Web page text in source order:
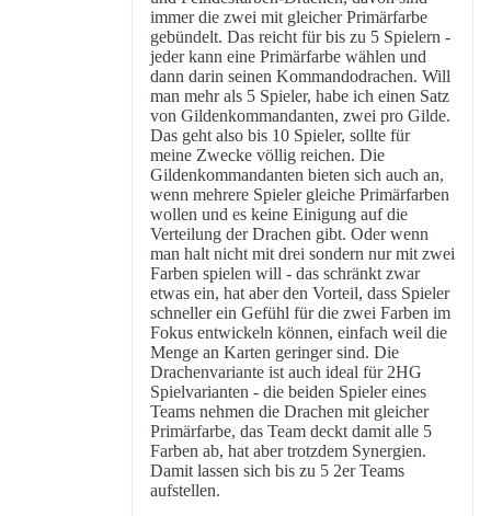
immer die zwei mit gleicher Primärfarbe
gebündelt. Das reicht für bis zu 5 Spielern -
jeder kann eine Primärfarbe wählen und
dann darin seinen Kommandodrachen. Will
man mehr als 5 Spieler, habe ich einen Satz
von Gildenkommandanten, zwei pro Gilde.
Das geht also bis 10 Spieler, sollte für
meine Zwecke völlig reichen. Die
Gildenkommandanten bieten sich auch an,
wenn mehrere Spieler gleiche Primärfarben
wollen und es keine Einigung auf die
Verteilung der Drachen gibt. Oder wenn
man halt nicht mit drei sondern nur mit zwei
Farben spielen will - das schränkt zwar
etwas ein, hat aber den Vorteil, dass Spieler
schneller ein Gefühl für die zwei Farben im
Fokus entwickeln können, einfach weil die
Menge an Karten geringer sind. Die
Drachenvariante ist auch ideal für 2HG
Spielvarianten - die beiden Spieler eines
Teams nehmen die Drachen mit gleicher
Primärfarbe, das Team deckt damit alle 5
Farben ab, hat aber trotzdem Synergien.
Damit lassen sich bis zu 5 2er Teams
aufstellen.